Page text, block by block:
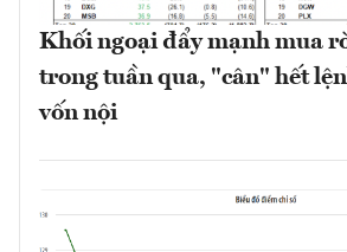
Khối ngoại đẩy mạnh mua
trong tuần qua, "cân" hết
vốn nội